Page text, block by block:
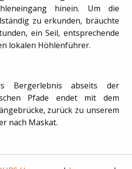
hinein. Um die
zu erkunden, bräuchte
ein Seil, entsprechende
lokalen Höhlenführer.
Bergerlebnis abseits der
Pfade endet mit dem
zurück zu unserem
nach Maskat.